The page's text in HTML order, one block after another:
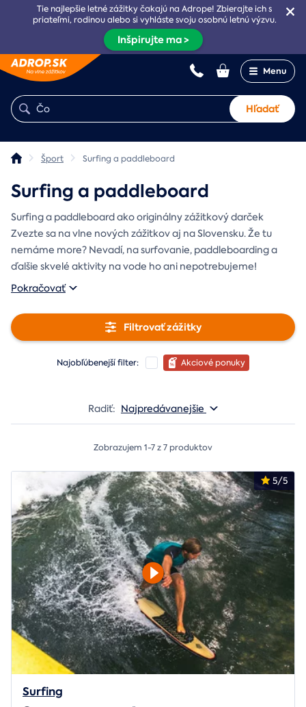
Tie najlepšie letné zážitky čakajú na Adrope! Zbierajte ich s
priateľmi, rodinou alebo si vyhláste svoju osobnú letnú výzvu.
Inšpirujte ma >
Menu
Hľadať
Šport Surfing a paddleboard
Surfing a paddleboard
Surfing a paddleboard ako originálny zážitkový darček
Zvezte sa na vlne nových zážitkov aj na Slovensku. Že tu
nemáme more? Nevadí, na surfovanie, paddleboarding a
ďalšie skvelé aktivity na vode ho ani nepotrebujeme!
Pokračovať
Filtrovať zážitky
Najobľúbenejší filter: Akciové ponuky
Radiť: Najpredávanejšie
Zobrazujem 1-7 z 7 produktov
5/5
Surfing